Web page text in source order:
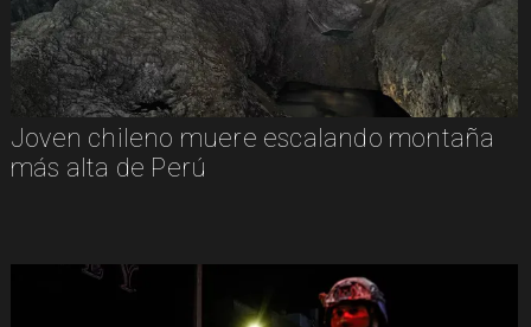
Joven chileno muere escalando montaña
más alta de Perú